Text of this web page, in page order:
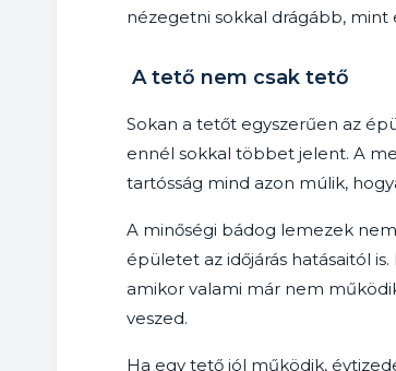
nézegetni sokkal drágább, mint
A tető nem csak tető
Sokan a tetőt egyszerűen az
ennél sokkal többet jelent. A
tartósság mind azon múlik,
A minőségi bádog lemezek
épületet az időjárás hatásaitól
amikor valami már nem
veszed.
Ha egy tető jól működik,